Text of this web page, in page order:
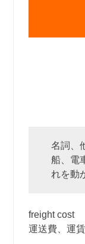
名詞、
船、電
れを動
freight cost
運送費、運賃